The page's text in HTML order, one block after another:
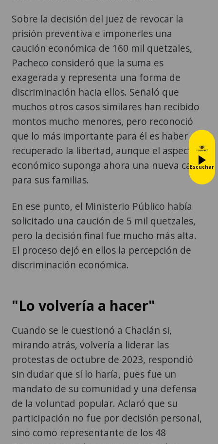
Sobre la decisión del juez de revocar la
prisión preventiva e imponerles una
caución económica de 160 mil quetzales,
Pacheco consideró que la suma es
exagerada y representa una forma de
discriminación hacia ellos. Señaló que
muchos otros casos similares han recibido
montos mucho menores, pero reconoció
que lo más importante para él es haber
recuperado la libertad, aunque el aspecto
económico suponga ahora una nueva carga
para sus familias.
En ese punto, el Ministerio Público había
solicitado una caución de 5 mil quetzales,
pero la decisión final fue mucho más alta.
El proceso dejó en ellos la percepción de
discriminación económica.
"Lo volvería a hacer"
Cuando se le cuestionó a Chaclán si,
mirando atrás, volvería a liderar las
protestas de octubre de 2023, respondió
sin dudar que sí lo haría, pues fue un
mandato de su comunidad y una defensa
de la voluntad popular. Aclaró que su
participación no fue por decisión personal,
sino como representante de los 48
Escuchar